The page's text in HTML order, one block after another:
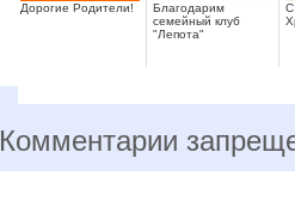
Дорогие Родители!
Благодарим
семейный клуб
"Лепота"
С
Комментарии